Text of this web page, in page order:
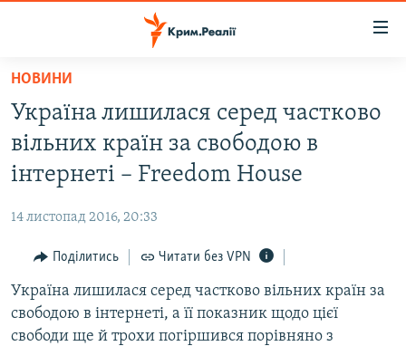
Перейти
основного
матеріалу
Перейти
до
основної
Перейти
пошуку
ВОДА.КРИМ
ВІДЕО ТА ФОТО
БЛОГИ
ПОГЛЯД
ІНТЕРВ'Ю
ВСЕ ЗА ДЕНЬ
НОВИНИ
Україна лишилася серед частково
вільних країн за свободою в
інтернеті – Freedom House
14 листопад 2016, 20:33
Поділитись Читати без VPN
Україна лишилася серед частково вільних країн за
свободою в інтернеті, а її показник щодо цієї
свободи ще й трохи погіршився порівняно з